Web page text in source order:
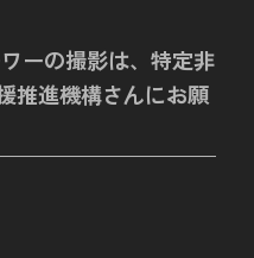
ーの撮影は、特定非
推進機構さんにお願